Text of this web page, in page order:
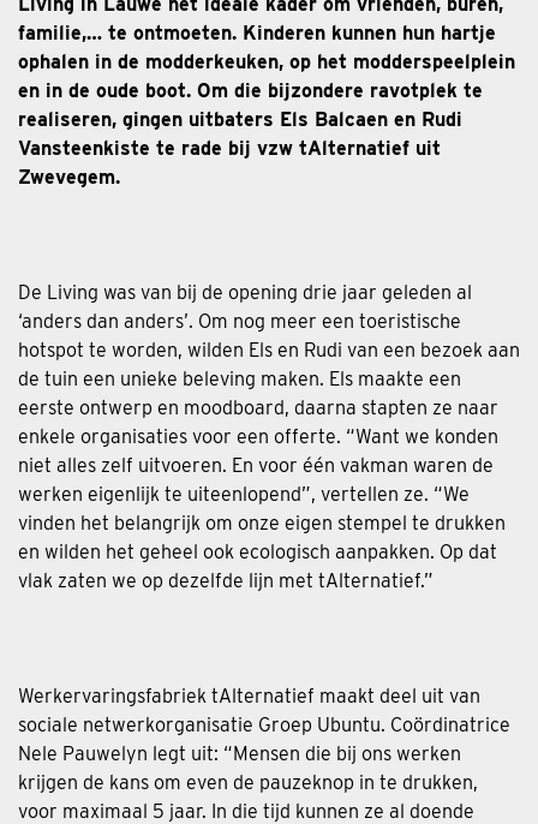
familie,… te ontmoeten. Kinderen kunnen hun hartje
ophalen in de modderkeuken, op het modderspeelplein
en in de oude boot. Om die bijzondere ravotplek te
realiseren, gingen uitbaters Els Balcaen en Rudi
Vansteenkiste te rade bij vzw tAlternatief uit
Zwevegem.
De Living was van bij de opening drie jaar geleden al
‘anders dan anders’. Om nog meer een toeristische
hotspot te worden, wilden Els en Rudi van een bezoek aan
de tuin een unieke beleving maken. Els maakte een
eerste ontwerp en moodboard, daarna stapten ze naar
enkele organisaties voor een offerte. “Want we konden
niet alles zelf uitvoeren. En voor één vakman waren de
werken eigenlijk te uiteenlopend”, vertellen ze. “We
vinden het belangrijk om onze eigen stempel te drukken
en wilden het geheel ook ecologisch aanpakken. Op dat
vlak zaten we op dezelfde lijn met tAlternatief.”
Werkervaringsfabriek tAlternatief maakt deel uit van
sociale netwerkorganisatie Groep Ubuntu. Coördinatrice
Nele Pauwelyn legt uit: “Mensen die bij ons werken
krijgen de kans om even de pauzeknop in te drukken,
voor maximaal 5 jaar. In die tijd kunnen ze al doende